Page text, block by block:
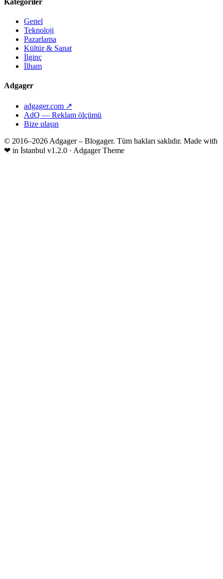
Kategoriler
Genel
Teknoloji
Pazarlama
Kültür & Sanat
İlginç
İlham
Adgager
adgager.com ↗
AdQ — Reklam ölçümü
Bize ulaşın
© 2016–2026 Adgager – Blogager. Tüm hakları saklıdır. Made with
❤ in İstanbul v1.2.0 · Adgager Theme